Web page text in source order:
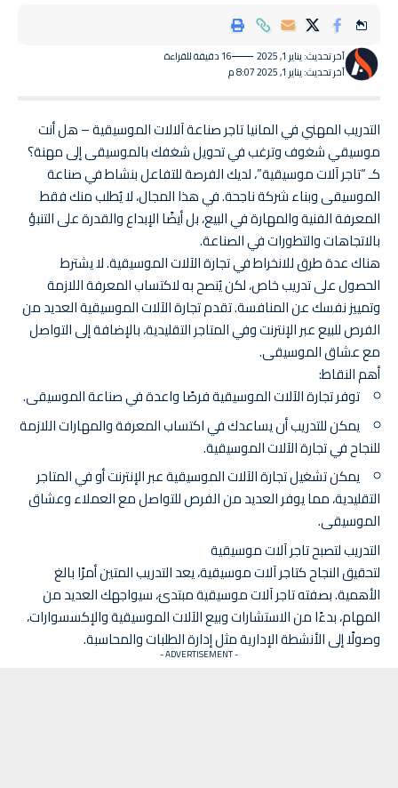
آخر تحديث: يناير 1, 2025 8:07 م
آخر تحديث: يناير 1, 2025 16 دقيقة للقراءة
التدريب المهني في المانيا تاجر صناعة آلالات الموسيقية – هل أنت
موسيقي شغوف وترغب في تحويل شغفك بالموسيقى إلى مهنة؟
كـ “تاجر آلات موسيقية”، لديك الفرصة للتفاعل بنشاط في صناعة
الموسيقى وبناء شركة ناجحة. في هذا المجال، لا يُطلب منك فقط
المعرفة الفنية والمهارة في البيع، بل أيضًا الإبداع والقدرة على التنبؤ
بالاتجاهات والتطورات في الصناعة.
هناك عدة طرق للانخراط في تجارة الآلات الموسيقية. لا يشترط
الحصول على تدريب خاص، لكن يُنصح به لاكتساب المعرفة اللازمة
وتمييز نفسك عن المنافسة. تقدم تجارة الآلات الموسيقية العديد من
الفرص للبيع عبر الإنترنت وفي المتاجر التقليدية، بالإضافة إلى التواصل
مع عشاق الموسيقى.
أهم النقاط:
توفر تجارة الآلات الموسيقية فرصًا واعدة في صناعة الموسيقى.
يمكن للتدريب أن يساعدك في اكتساب المعرفة والمهارات اللازمة
للنجاح في تجارة الآلات الموسيقية.
يمكن تشغيل تجارة الآلات الموسيقية عبر الإنترنت أو في المتاجر
التقليدية، مما يوفر العديد من الفرص للتواصل مع العملاء وعشاق
الموسيقى.
التدريب لتصبح تاجر آلات موسيقية
لتحقيق النجاح كتاجر آلات موسيقية، يعد التدريب المتين أمرًا بالغ
الأهمية. بصفته تاجر آلات موسيقية مبتدئ، سيواجهك العديد من
المهام، بدءًا من الاستشارات وبيع الآلات الموسيقية والإكسسوارات،
وصولًا إلى الأنشطة الإدارية مثل إدارة الطلبات والمحاسبة.
- ADVERTISEMENT -